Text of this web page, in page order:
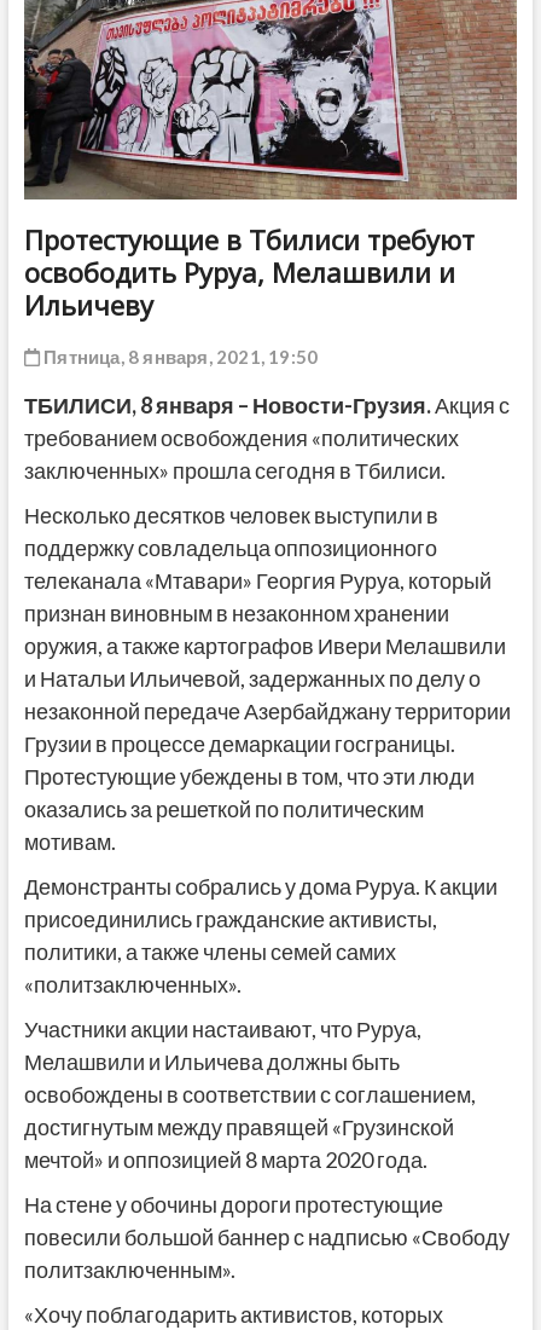
Протестующие в Тбилиси требуют
освободить Руруа, Мелашвили и
Ильичеву
Пятница, 8 января, 2021, 19:50
ТБИЛИСИ, 8 января – Новости-Грузия.Акция с
требованием освобождения «политических
заключенных» прошла сегодня в Тбилиси.
Несколько десятков человек выступили в
поддержку совладельца оппозиционного
телеканала «Мтавари» Георгия Руруа, который
признан виновным в незаконном хранении
оружия, а также картографов Ивери Мелашвили
и Натальи Ильичевой, задержанных по делу о
незаконной передаче Азербайджану территории
Грузии в процессе демаркации госграницы.
Протестующие убеждены в том, что эти люди
оказались за решеткой по политическим
мотивам.
Демонстранты собрались у дома Руруа. К акции
присоединились гражданские активисты,
политики, а также члены семей самих
«политзаключенных».
Участники акции настаивают, что Руруа,
Мелашвили и Ильичева должны быть
освобождены в соответствии с соглашением,
достигнутым между правящей «Грузинской
мечтой» и оппозицией 8 марта 2020 года.
На стене у обочины дороги протестующие
повесили большой баннер с надписью «Свободу
политзаключенным».
«Хочу поблагодарить активистов, которых